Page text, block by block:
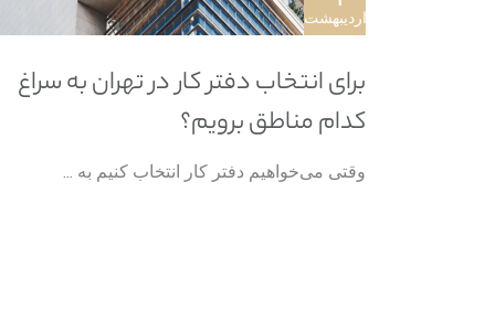
اردیبهشت
برای انتخاب دفتر کار در تهران به سراغ
کدام مناطق برویم؟
وقتی می‌خواهیم دفتر کار انتخاب کنیم به ...